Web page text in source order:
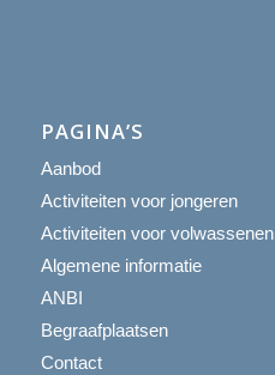
PAGINA’S
Aanbod
Activiteiten voor jongeren
Activiteiten voor volwassenen
Algemene informatie
ANBI
Begraafplaatsen
Contact